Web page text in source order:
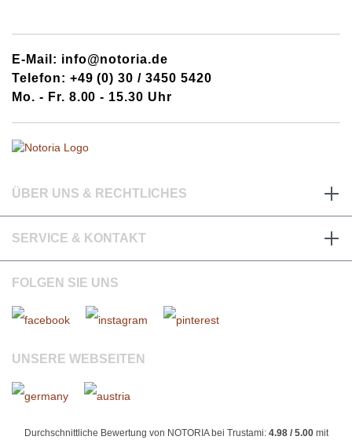
E-Mail: info@notoria.de
Telefon: +49 (0) 30 / 3450 5420
Mo. - Fr. 8.00 - 15.30 Uhr
ÜBER UNS & RECHTLICHES
SERVICE & KONTAKT
FOLGEN SIE UNS
UNSERE WEBSEITEN
Durchschnittliche Bewertung von NOTORIA bei Trustami: 4.98 / 5.00mit